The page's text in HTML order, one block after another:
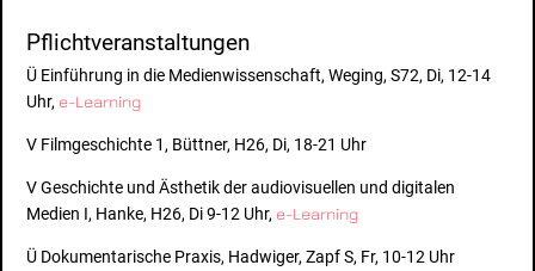
Pflichtveranstaltungen
Ü Einführung in die Medienwissenschaft, Weging, S72, Di, 12-14
Uhr, e-Learning
V Filmgeschichte 1, Büttner, H26, Di, 18-21 Uhr
V Geschichte und Ästhetik der audiovisuellen und digitalen
Medien I, Hanke, H26, Di 9-12 Uhr, e-Learning
Ü Dokumentarische Praxis, Hadwiger, Zapf S, Fr, 10-12 Uhr